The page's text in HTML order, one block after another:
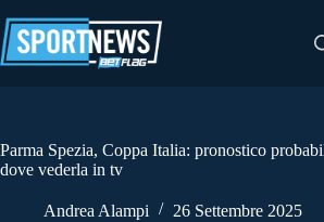
al
contenuto
Parma Spezia, Coppa Italia: pronostico
dove vederla in tv
Andrea Alampi 26 Settembre 2025